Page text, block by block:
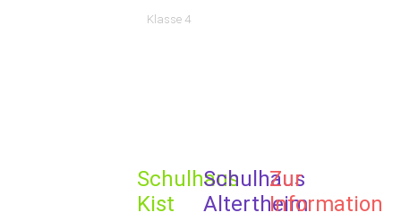
Klasse 4
Schulhaus
Kist
Schulhaus
Altertheim
Zur
Information